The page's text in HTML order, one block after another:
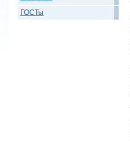
ГОСТы